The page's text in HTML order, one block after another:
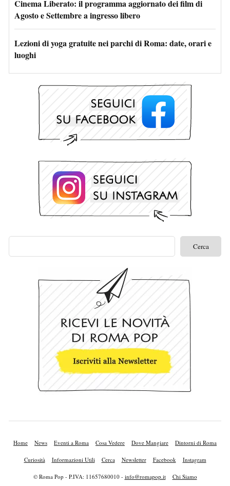
Cinema Liberato: il programma aggiornato dei film di
Agosto e Settembre a ingresso libero
Lezioni di yoga gratuite nei parchi di Roma: date, orari e
luoghi
Home News Eventi a Roma Cosa Vedere Dove Mangiare Dintorni di Roma
Curiosità Informazioni Utili Cerca Newsletter Facebook Instagram
© Roma Pop - P.IVA: 11657680010 - info@romapop.it Chi Siamo